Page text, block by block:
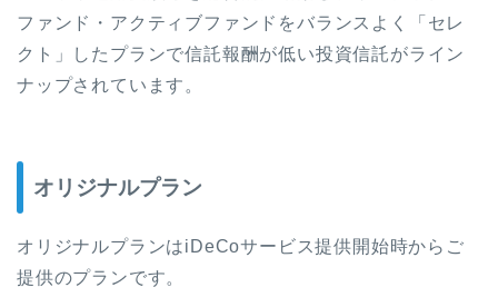
ファンド・アクティブファンドをバランスよく「セレ
クト」したプランで信託報酬が低い投資信託がライン
ナップされています。
オリジナルプラン
オリジナルプランはiDeCoサービス提供開始時からご
提供のプランです。